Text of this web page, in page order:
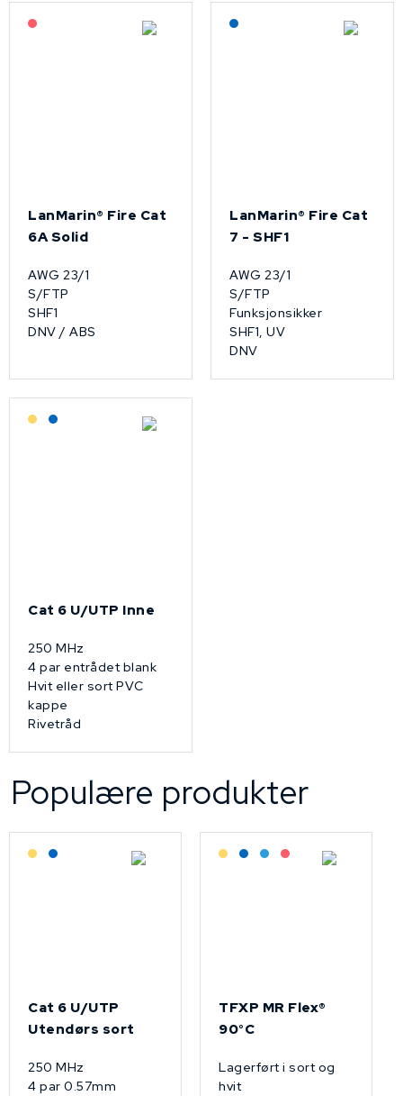
LanMarin® Fire Cat
6A Solid
AWG 23/1
S/FTP
SHF1
DNV / ABS
Lagerført: NEK Kabel
LanMarin® Fire Cat
7 - SHF1
AWG 23/1
S/FTP
Funksjonsikker
SHF1, UV
DNV
Lagerført: Grossist
Lagerført: NEK Kabel
Cat 6 U/UTP Inne
250 MHz
4 par entrådet blank
Hvit eller sort PVC
kappe
Rivetråd
Populære produkter
Lagerført: Grossist
Lagerført: NEK Kabel
Cat 6 U/UTP
Utendørs sort
250 MHz
4 par 0.57mm
Lagerført: Grossist
Lagerført: NEK Kabel
Bestilling: 2-3 uker
På forespørsel
TFXP MR Flex®
90°C
Lagerført i sort og
hvit